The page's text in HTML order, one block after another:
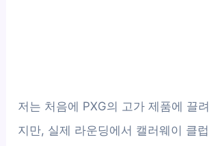
저는 처음에 PXG의 고가 제품에 끌
지만, 실제 라운딩에서 캘러웨이 클